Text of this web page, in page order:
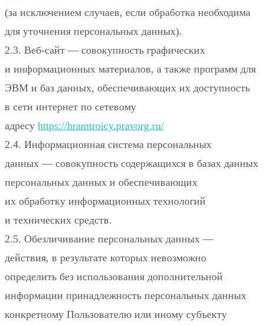
(за исключением случаев, если обработка необходима
для уточнения персональных данных).
2.3. Веб-сайт — совокупность графических
и информационных материалов, а также программ для
ЭВМ и баз данных, обеспечивающих их доступность
в сети интернет по сетевому
адресу https://hramtroicy.pravorg.ru/
2.4. Информационная система персональных
данных — совокупность содержащихся в базах данных
персональных данных и обеспечивающих
их обработку информационных технологий
и технических средств.
2.5. Обезличивание персональных данных —
действия, в результате которых невозможно
определить без использования дополнительной
информации принадлежность персональных данных
конкретному Пользователю или иному субъекту